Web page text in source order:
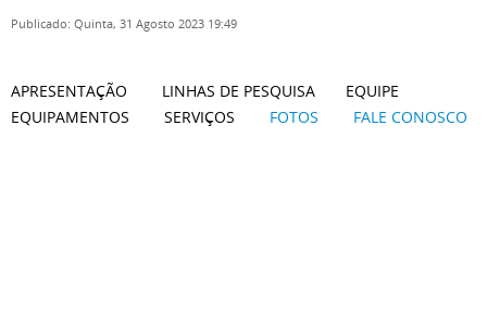
Publicado: Quinta, 31 Agosto 2023 19:49
APRESENTAÇÃO LINHAS DE PESQUISA EQUIPE
EQUIPAMENTOS SERVIÇOS FOTOS FALE CONOSCO